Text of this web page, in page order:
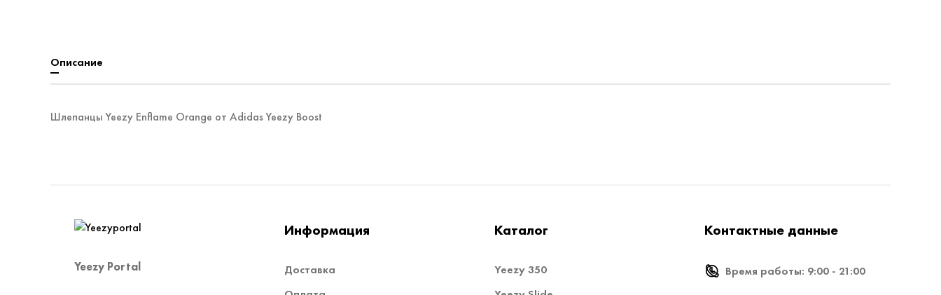
Описание
Шлепанцы Yeezy Enflame Orange от Adidas Yeezy Boost
Yeezy Portal
Информация
Доставка
Каталог
Yeezy 350
Контактные данные
Время работы: 9:00 - 21:00